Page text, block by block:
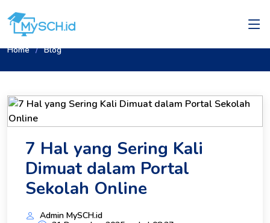
Home Blog
7 Hal yang Sering Kali
Dimuat dalam Portal
Sekolah Online
Admin MySCH.id